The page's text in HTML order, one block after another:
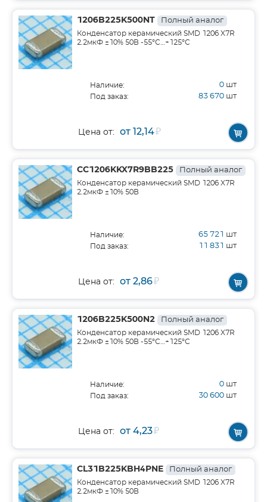
1206B225K500NT Полный аналог
Конденсатор керамический SMD 1206 X7R
2.2мкФ ±10% 50В -55°С…+125°С
Наличие: 0 шт
Под заказ: 83 670 шт
Цена от: от 12,14₽
CC1206KKX7R9BB225 Полный аналог
Конденсатор керамический SMD 1206 X7R
2.2мкФ ±10% 50В
Наличие: 65 721 шт
Под заказ: 11 831 шт
Цена от: от 2,86₽
1206B225K500N2 Полный аналог
Конденсатор керамический SMD 1206 X7R
2.2мкФ ±10% 50В -55°С…+125°С
Наличие: 0 шт
Под заказ: 30 600 шт
Цена от: от 4,23₽
CL31B225KBH4PNE Полный аналог
Конденсатор керамический SMD 1206 X7R
2.2мкФ ±10% 50В